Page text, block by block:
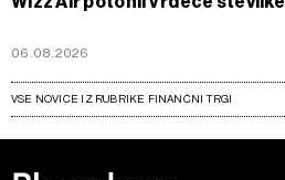
06.08.2026
VSE NOVICE IZ RUBRIKE FINANČNI TRGI